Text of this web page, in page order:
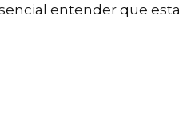
entender que esta